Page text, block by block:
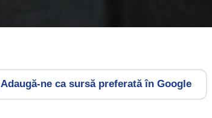
Adaugă-ne ca sursă preferată în Google